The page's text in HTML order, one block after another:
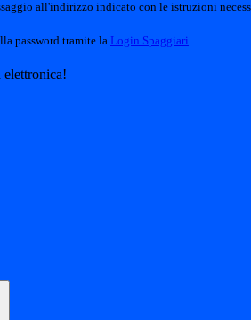
all'indirizzo indicato con le istruzioni
password tramite la Login Spaggiari
elettronica!